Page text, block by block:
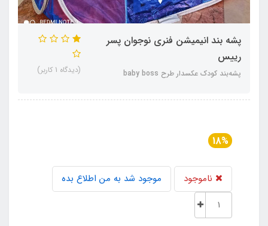
پشه‌ بند انیمیشن فنری نوجوان پسر
رییس
پشه‌بند کودک عکسدار طرح baby boss (دیدگاه 1 کاربر)
18%
ناموجود موجود شد به من اطلاع بده